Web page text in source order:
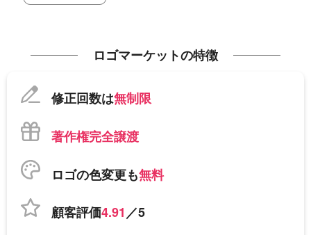
ロゴマーケットの特徴
修正回数は無制限
著作権完全譲渡
ロゴの色変更も無料
顧客評価4.91／5